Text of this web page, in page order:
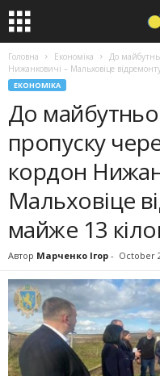
Головна Економіка
До
Нижанковичі – Мальховіце
ЕКОНОМІКА
До
пропуску
кордон
Мальховіце
майже 13
Автор Марченко Ігор - October